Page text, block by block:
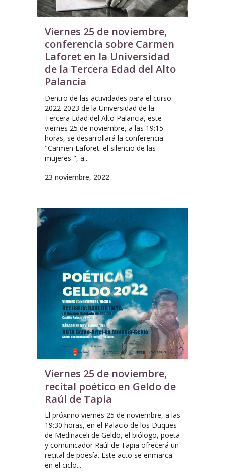
Viernes 25 de noviembre,
conferencia sobre Carmen
Laforet en la Universidad
de la Tercera Edad del Alto
Palancia
Dentro de las actividades para el curso
2022-2023 de la Universidad de la
Tercera Edad del Alto Palancia, este
viernes 25 de noviembre, a las 19:15
horas, se desarrollará la conferencia
"Carmen Laforet: el silencio de las
mujeres ", a...
23 noviembre, 2022
Viernes 25 de noviembre,
recital poético en Geldo de
Raúl de Tapia
El próximo viernes 25 de noviembre, a las
19:30 horas, en el Palacio de los Duques
de Medinaceli de Geldo, el biólogo, poeta
y comunicador Raúl de Tapia ofrecerá un
recital de poesía. Este acto se enmarca
en el ciclo...